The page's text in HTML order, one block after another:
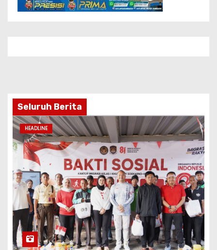
Seluruh Berita
HEADLINE